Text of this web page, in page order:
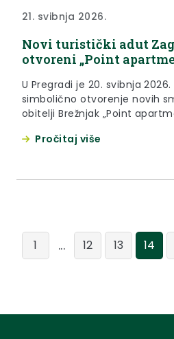
21. svibnja 2026.
Novi turistički adut
otvoreni „Point
U Pregradi je 20. svibnja
simbolično otvorenje novih
obitelji Brežnjak „Point
sam oduševljen kvalitetom
Pročitaj više
1 ... 12 13 14